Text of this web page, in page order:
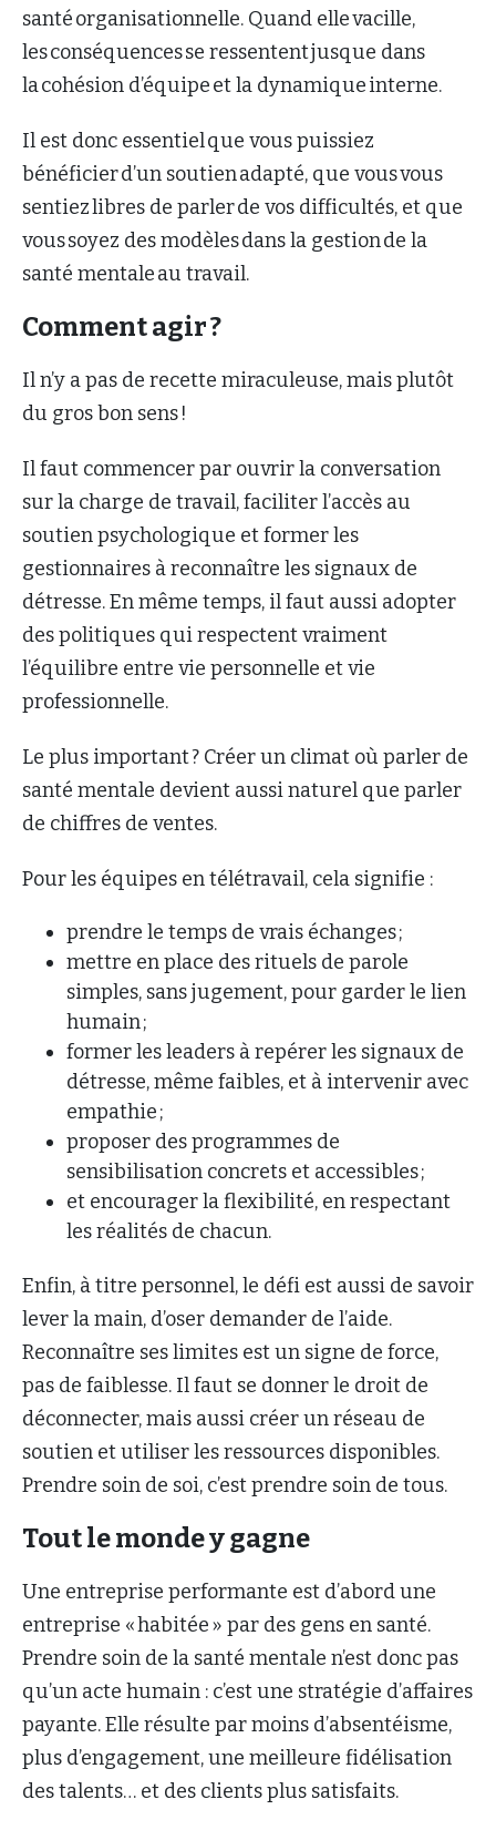
santé organisationnelle. Quand elle vacille,
les conséquences se ressentent jusque dans
la cohésion d’équipe et la dynamique interne.
Il est donc essentiel que vous puissiez
bénéficier d’un soutien adapté, que vous vous
sentiez libres de parler de vos difficultés, et que
vous soyez des modèles dans la gestion de la
santé mentale au travail.
Comment agir ?
Il n’y a pas de recette miraculeuse, mais plutôt
du gros bon sens !
Il faut commencer par ouvrir la conversation
sur la charge de travail, faciliter l’accès au
soutien psychologique et former les
gestionnaires à reconnaître les signaux de
détresse. En même temps, il faut aussi adopter
des politiques qui respectent vraiment
l’équilibre entre vie personnelle et vie
professionnelle.
Le plus important ? Créer un climat où parler de
santé mentale devient aussi naturel que parler
de chiffres de ventes.
Pour les équipes en télétravail, cela signifie :
prendre le temps de vrais échanges ;
mettre en place des rituels de parole
simples, sans jugement, pour garder le lien
humain ;
former les leaders à repérer les signaux de
détresse, même faibles, et à intervenir avec
empathie ;
proposer des programmes de
sensibilisation concrets et accessibles ;
et encourager la flexibilité, en respectant
les réalités de chacun.
Enfin, à titre personnel, le défi est aussi de savoir
lever la main, d’oser demander de l’aide.
Reconnaître ses limites est un signe de force,
pas de faiblesse. Il faut se donner le droit de
déconnecter, mais aussi créer un réseau de
soutien et utiliser les ressources disponibles.
Prendre soin de soi, c’est prendre soin de tous.
Tout le monde y gagne
Une entreprise performante est d’abord une
entreprise « habitée » par des gens en santé.
Prendre soin de la santé mentale n’est donc pas
qu’un acte humain : c’est une stratégie d’affaires
payante. Elle résulte par moins d’absentéisme,
plus d’engagement, une meilleure fidélisation
des talents… et des clients plus satisfaits.